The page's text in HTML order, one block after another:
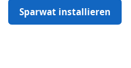
Sparwat installieren